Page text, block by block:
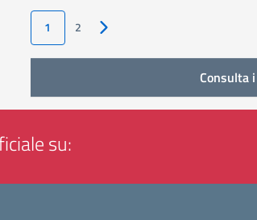
1 2 Pagina successiva
Consulta
su: